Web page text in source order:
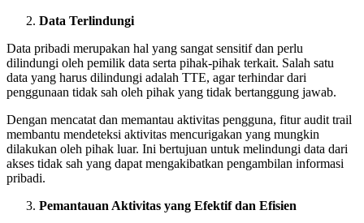
Data Terlindungi
Data pribadi merupakan hal yang sangat sensitif dan perlu
dilindungi oleh pemilik data serta pihak-pihak terkait. Salah satu
data yang harus dilindungi adalah TTE, agar terhindar dari
penggunaan tidak sah oleh pihak yang tidak bertanggung jawab.
Dengan mencatat dan memantau aktivitas pengguna, fitur audit trail
membantu mendeteksi aktivitas mencurigakan yang mungkin
dilakukan oleh pihak luar. Ini bertujuan untuk melindungi data dari
akses tidak sah yang dapat mengakibatkan pengambilan informasi
pribadi.
Pemantauan Aktivitas yang Efektif dan Efisien